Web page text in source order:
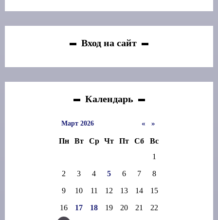
Вход на сайт
Календарь
«
Март 2026 »
Пн Вт Ср Чт Пт Сб
Вс
1
2 3 4 5 6 7 8
9 10 11 12 13 14 15
16 17 18 19 20 21 22